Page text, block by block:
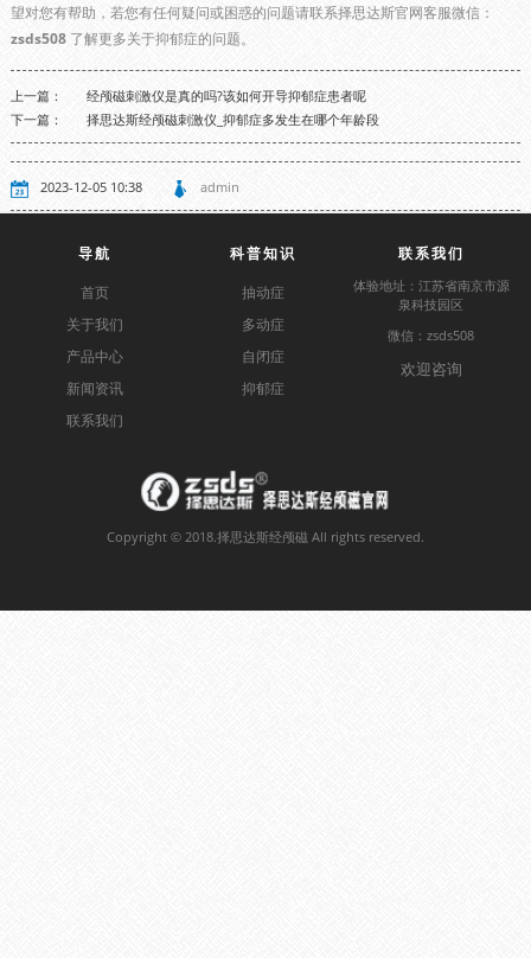
望对您有帮助，若您有任何疑问或困惑的问题请联系择思达斯官网客服微信：
zsds508 了解更多关于抑郁症的问题。
上一篇：
经颅磁刺激仪是真的吗?该如何开导抑郁症患者呢
下一篇：
择思达斯经颅磁刺激仪_抑郁症多发生在哪个年龄段
2023-12-05 10:38 admin
导航
首页
关于我们
产品中心
新闻资讯
联系我们
科普知识
抽动症
多动症
自闭症
抑郁症
联系我们
体验地址：江苏省南京市源
泉科技园区
微信：zsds508
欢迎咨询
Copyright © 2018.择思达斯经颅磁 All rights reserved.